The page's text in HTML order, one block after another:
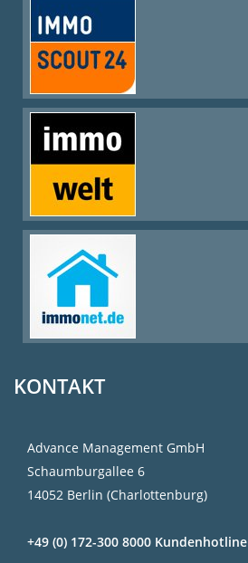
KONTAKT
Advance Management GmbH
Schaumburgallee 6
14052 Berlin (Charlottenburg)
+49 (0) 172-300 8000 Kundenhotline